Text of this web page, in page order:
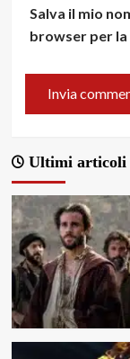
Salva il mio
browser per la
Ultimi articoli